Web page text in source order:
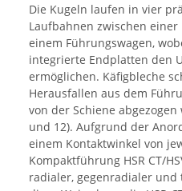
Die Kugeln laufen in vier
Laufbahnen zwischen
einem Führungswagen,
integrierte Endplatten den
ermöglichen. Käfigbleche
Herausfallen aus dem
von der Schiene abgezogen
und 12). Aufgrund der
einem Kontaktwinkel von
Kompaktführung HSR CT/
radialer, gegenradialer